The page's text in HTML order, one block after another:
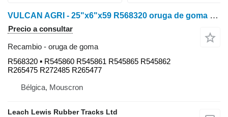
VULCAN AGRI - 25"x6"x59 R568320 oruga de goma para John Deere 8RT : 8295RT / 8310RT / 8320RT / 8335RT / 8345RT / 8360RT / 8370RT • Fendt MT938 / 940 / 943 • Challenger MT738 / 740 / 743 tractor de cadenas
Precio a consultar
Recambio - oruga de goma
R568320 ▪ R545860 R545861 R545865 R545862
R265475 R272485 R265477
Bélgica, Mouscron
Leach Lewis Rubber Tracks Ltd